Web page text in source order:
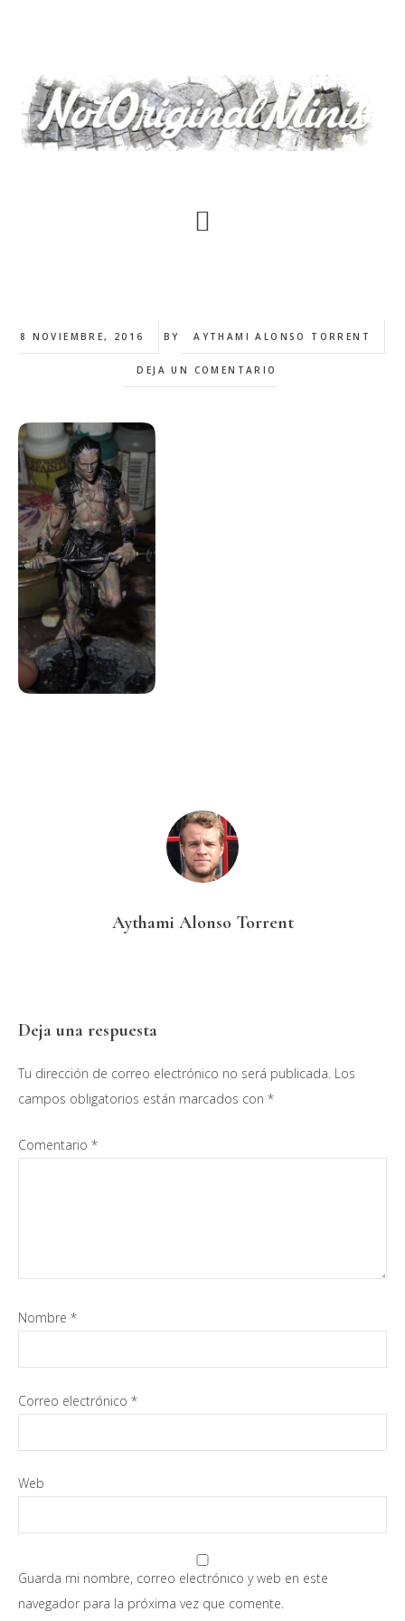
principal
8 NOVIEMBRE, 2016 BY AYTHAMI ALONSO TORRENT
DEJA UN COMENTARIO
Aythami Alonso Torrent
Interacciones
con
los
Deja una respuesta
Tu dirección de correo electrónico no será publicada. Los
campos obligatorios están marcados con *
Comentario *
Nombre *
Correo electrónico *
Web
Guarda mi nombre, correo electrónico y web en este
navegador para la próxima vez que comente.